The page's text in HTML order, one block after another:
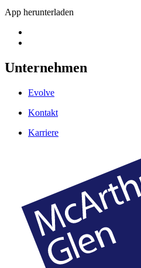
App herunterladen
Unternehmen
Evolve
Kontakt
Karriere